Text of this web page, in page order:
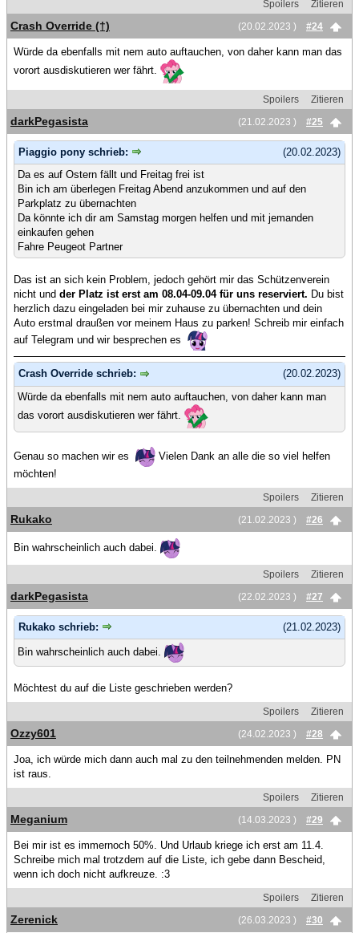
Spoilers
Zitieren
(20.02.2023 )
#24
Crash Override (†)
Würde da ebenfalls mit nem auto auftauchen, von daher kann man das
vorort ausdiskutieren wer fährt.
Spoilers
Zitieren
(21.02.2023 )
#25
darkPegasista
(20.02.2023)
Piaggio pony schrieb:
Da es auf Ostern fällt und Freitag frei ist
Bin ich am überlegen Freitag Abend anzukommen und auf den
Parkplatz zu übernachten
Da könnte ich dir am Samstag morgen helfen und mit jemanden
einkaufen gehen
Fahre Peugeot Partner
Das ist an sich kein Problem, jedoch gehört mir das Schützenverein
nicht und der Platz ist erst am 08.04-09.04 für uns reserviert. Du bist
herzlich dazu eingeladen bei mir zuhause zu übernachten und dein
Auto erstmal draußen vor meinem Haus zu parken! Schreib mir einfach
auf Telegram und wir besprechen es
(20.02.2023)
Crash Override schrieb:
Würde da ebenfalls mit nem auto auftauchen, von daher kann man
das vorort ausdiskutieren wer fährt.
Genau so machen wir es
Vielen Dank an alle die so viel helfen
möchten!
Spoilers
Zitieren
(21.02.2023 )
#26
Rukako
Bin wahrscheinlich auch dabei.
Spoilers
Zitieren
(22.02.2023 )
#27
darkPegasista
(21.02.2023)
Rukako schrieb:
Bin wahrscheinlich auch dabei.
Möchtest du auf die Liste geschrieben werden?
Spoilers
Zitieren
(24.02.2023 )
#28
Ozzy601
Joa, ich würde mich dann auch mal zu den teilnehmenden melden. PN
ist raus.
Spoilers
Zitieren
(14.03.2023 )
#29
Meganium
Bei mir ist es immernoch 50%. Und Urlaub kriege ich erst am 11.4.
Schreibe mich mal trotzdem auf die Liste, ich gebe dann Bescheid,
wenn ich doch nicht aufkreuze. :3
Spoilers
Zitieren
(26.03.2023 )
#30
Zerenick